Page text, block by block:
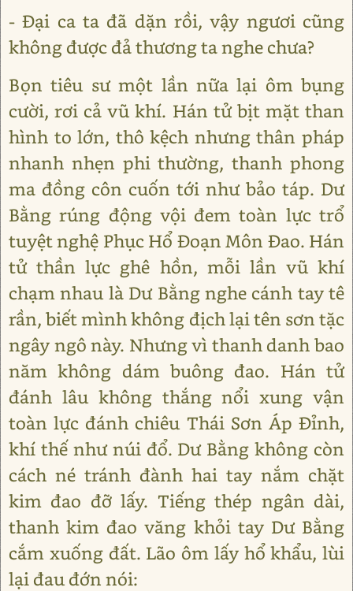
- Đại ca ta đã dặn rồi, vậy ngươi cũng
không được đả thương ta nghe chưa?
Bọn tiêu sư một lần nữa lại ôm bụng
cười, rơi cả vũ khí. Hán tử bịt mặt than
hình to lớn, thô kệch nhưng thân pháp
nhanh nhẹn phi thường, thanh phong
ma đồng côn cuốn tới như bảo táp. Dư
Bằng rúng động vội đem toàn lực trổ
tuyệt nghệ Phục Hổ Đoạn Môn Đao. Hán
tử thần lực ghê hồn, mỗi lần vũ khí
chạm nhau là Dư Bằng nghe cánh tay tê
rần, biết mình không địch lại tên sơn tặc
ngây ngô này. Nhưng vì thanh danh bao
năm không dám buông đao. Hán tử
đánh lâu không thắng nổi xung vận
toàn lực đánh chiêu Thái Sơn Áp Đỉnh,
khí thế như núi đổ. Dư Bằng không còn
cách né tránh đành hai tay nắm chặt
kim đao đỡ lấy. Tiếng thép ngân dài,
thanh kim đao văng khỏi tay Dư Bằng
cắm xuống đất. Lão ôm lấy hổ khẩu, lùi
lại đau đớn nói: